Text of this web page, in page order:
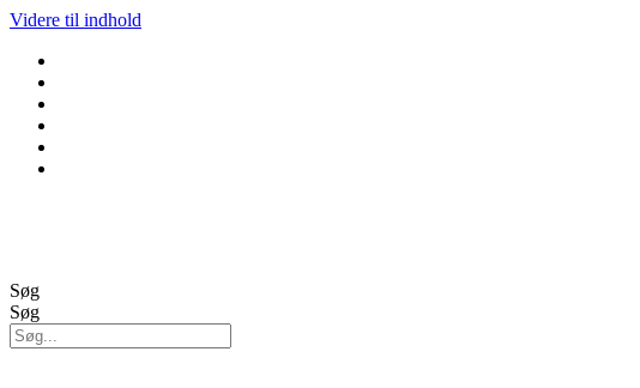
Videre til indhold
Søg
Søg